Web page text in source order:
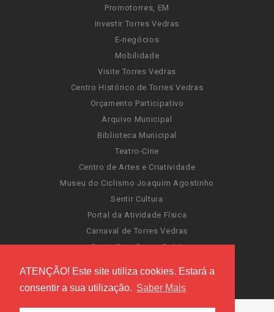
ATENÇÃO! Este site utiliza cookies. Estará a
consentir a sua utilização. Saber Mais
Promotorres, EM
Investir Torres Vedras
E-negócios
Mobilidade
Visite Torres Vedras
Centro Histórico de Torres Vedras
Orçamento Participativo
Arquivo Municipal
Biblioteca Municipal
Teatro-Cine
Centro de Artes e Criatividade
Museu do Ciclismo Joaquim Agostinho
Sentir Cultura
Portal da Atividade Física
Carnaval de Torres Vedras
Santa Cruz Ocean Spirit